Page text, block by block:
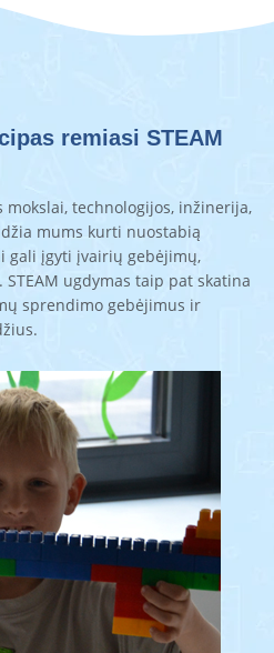
remiasi STEAM
mokslai, technologijos, inžinerija,
mums kurti nuostabią
gali įgyti įvairių gebėjimų,
ugdymas taip pat skatina
sprendimo gebėjimus ir